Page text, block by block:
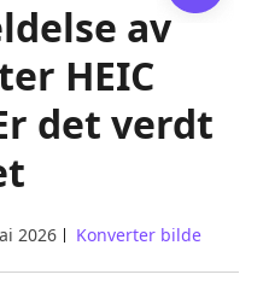
av
HEIC
det verdt
2026 Konverter bilde